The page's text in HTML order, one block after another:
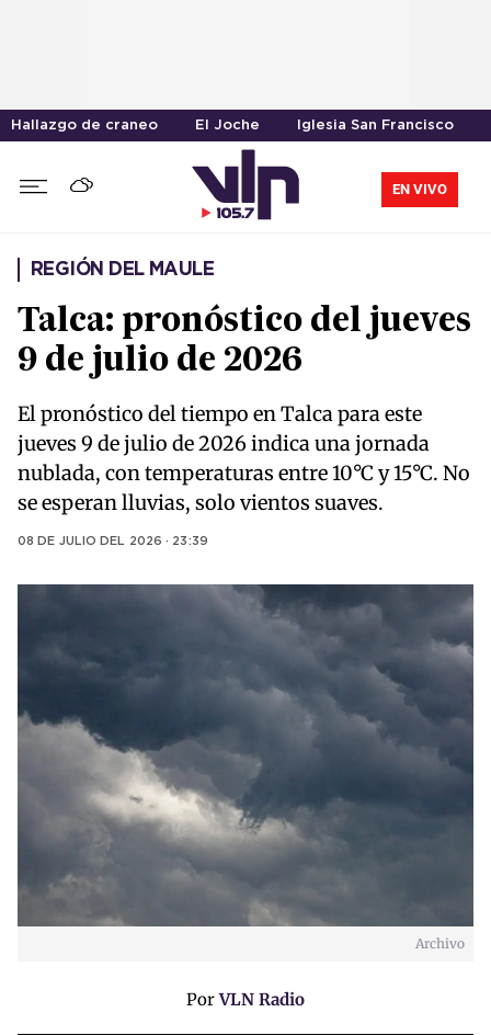
Hallazgo de craneo El Joche Iglesia San Francisco
EN VIVO
REGIÓN DEL MAULE
Talca: pronóstico del jueves
9 de julio de 2026
El pronóstico del tiempo en Talca para este
jueves 9 de julio de 2026 indica una jornada
nublada, con temperaturas entre 10°C y 15°C. No
se esperan lluvias, solo vientos suaves.
08 DE JULIO DEL 2026 · 23:39
Archivo
PorVLN Radio